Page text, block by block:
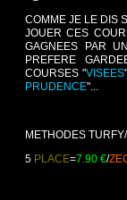
COMME JE LE DIS
JOUER CES
GAGNEES PAR
PREFERE
COURSES "VISEES
PRUDENCE"...
METHODES
5 PLACE=7.90 €/